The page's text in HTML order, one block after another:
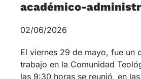
02/06/2026
El viernes 29 de mayo, fue un
las 9:30 horas se reunió, en las